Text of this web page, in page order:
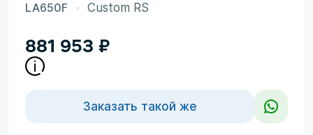
LA650F Custom RS
881 953 ₽
Заказать такой же